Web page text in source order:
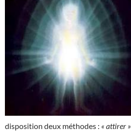
disposition deux méthodes : « attirer »